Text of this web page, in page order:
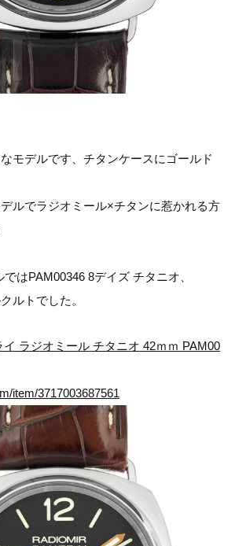
モデルです、チタンケースにゴールド
ルでラジオミール×チタンに惹かれる方
はPAM00346 8デイズ チタニオ、
ルトでした。
ラジオミール チタニオ 42ｍｍ PAM00
item/3717003687561